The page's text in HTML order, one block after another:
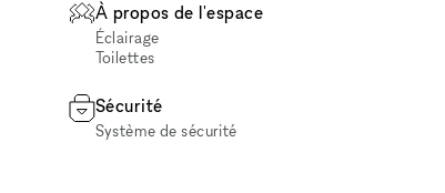
À propos de l'espace
Éclairage
Toilettes
Sécurité
Système de sécurité